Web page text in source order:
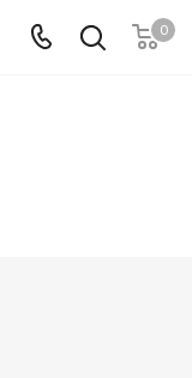
0